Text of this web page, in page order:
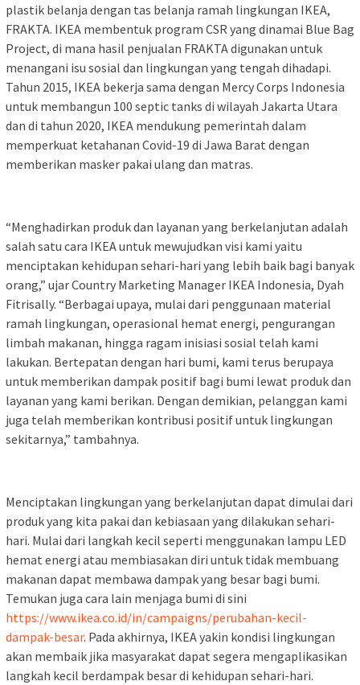
plastik belanja dengan tas belanja ramah lingkungan IKEA,
FRAKTA. IKEA membentuk program CSR yang dinamai Blue Bag
Project, di mana hasil penjualan FRAKTA digunakan untuk
menangani isu sosial dan lingkungan yang tengah dihadapi.
Tahun 2015, IKEA bekerja sama dengan Mercy Corps Indonesia
untuk membangun 100 septic tanks di wilayah Jakarta Utara
dan di tahun 2020, IKEA mendukung pemerintah dalam
memperkuat ketahanan Covid-19 di Jawa Barat dengan
memberikan masker pakai ulang dan matras.
“Menghadirkan produk dan layanan yang berkelanjutan adalah
salah satu cara IKEA untuk mewujudkan visi kami yaitu
menciptakan kehidupan sehari-hari yang lebih baik bagi banyak
orang,” ujar Country Marketing Manager IKEA Indonesia, Dyah
Fitrisally. “Berbagai upaya, mulai dari penggunaan material
ramah lingkungan, operasional hemat energi, pengurangan
limbah makanan, hingga ragam inisiasi sosial telah kami
lakukan. Bertepatan dengan hari bumi, kami terus berupaya
untuk memberikan dampak positif bagi bumi lewat produk dan
layanan yang kami berikan. Dengan demikian, pelanggan kami
juga telah memberikan kontribusi positif untuk lingkungan
sekitarnya,” tambahnya.
Menciptakan lingkungan yang berkelanjutan dapat dimulai dari
produk yang kita pakai dan kebiasaan yang dilakukan sehari-
hari. Mulai dari langkah kecil seperti menggunakan lampu LED
hemat energi atau membiasakan diri untuk tidak membuang
makanan dapat membawa dampak yang besar bagi bumi.
Temukan juga cara lain menjaga bumi di sini
https://www.ikea.co.id/in/campaigns/perubahan-kecil-
dampak-besar. Pada akhirnya, IKEA yakin kondisi lingkungan
akan membaik jika masyarakat dapat segera mengaplikasikan
langkah kecil berdampak besar di kehidupan sehari-hari.